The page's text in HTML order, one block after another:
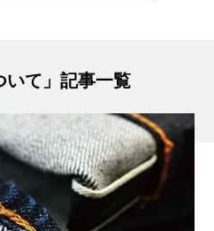
いて」記事一覧